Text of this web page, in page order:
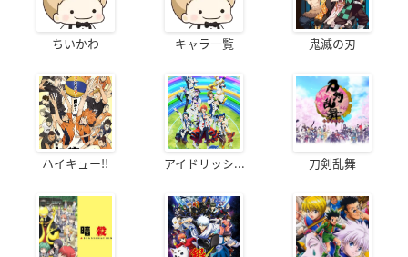
ちいかわ キャラ一覧 鬼滅の刃
ハイキュー!! アイドリッシ... 刀剣乱舞